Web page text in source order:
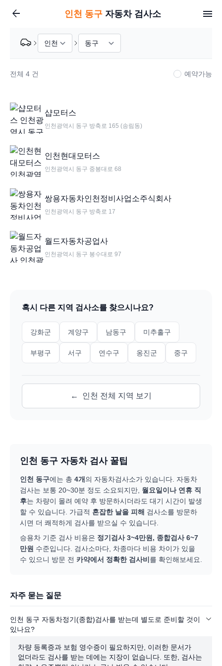
arrow_back 인천 동구자동차 검사소
전체 4 건 예약가능
샵모터스
인천광역시 동구 방축로 165 (송림동)
인천현대모터스
인천광역시 동구 중봉대로 68
쌍용자동차인천정비사업소주식회사
인천광역시 동구 방축로 17
월드자동차공업사
인천광역시 동구 봉수대로 97
혹시 다른 지역 검사소를 찾으시나요?
강화군 계양구 남동구 미추홀구
부평구 서구 연수구 옹진군 중구
← 인천 전체 지역 보기
인천 동구 자동차 검사 꿀팁
인천 동구에는 총 4개의 자동차검사소가 있습니다. 자동차
검사는 보통 20~30분 정도 소요되지만, 월요일이나 연휴 직
후는 차량이 몰려 예약 후 방문하시더라도 대기 시간이 발생
할 수 있습니다. 가급적 혼잡한 날을 피해 검사소를 방문하
시면 더 쾌적하게 검사를 받으실 수 있습니다.
승용차 기준 검사 비용은 정기검사 3~4만원, 종합검사 6~7
만원 수준입니다. 검사소마다, 차종마다 비용 차이가 있을
수 있으니 방문 전 카약에서 정확한 검사비를 확인해보세요.
자주 묻는 질문
인천 동구 자동차정기(종합)검사를 받는데 별도로 준비할 것이
있나요?
차량 등록증과 보험 영수증이 필요하지만, 이러한 문서가
없더라도 검사를 받는 데에는 지장이 없습니다. 또한, 검사는